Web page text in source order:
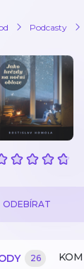
Podcasty
ODEBÍRAT
26